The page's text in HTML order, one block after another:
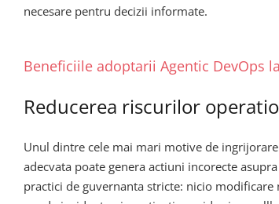
necesare pentru decizii informate.
Beneficiile adoptarii Agentic DevOps
Reducerea riscurilor
Unul dintre cele mai mari motive de
adecvata poate genera actiuni incorecte
practici de guvernanta stricte: nicio